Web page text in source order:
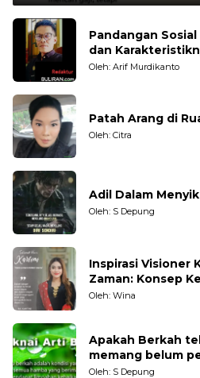
Pandangan
dan
Oleh: Arif Murdikanto
Patah Arang di
Oleh: Citra
Adil Dalam
Oleh: S Depung
Inspirasi Visioner
Zaman: Konsep Kecakapan Hidup bagi
Generasi Muda
Oleh: Wina
Apakah Berkah
memang belum
Oleh: S Depung